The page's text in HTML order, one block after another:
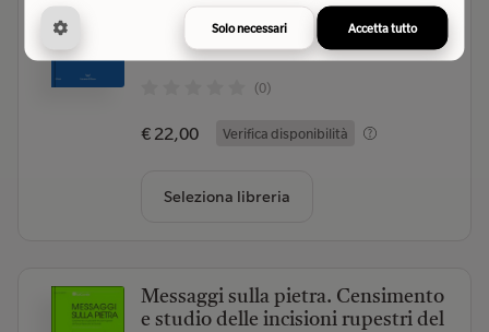
Brusasco Paolo- Autore
La nave di Teseo (2026)- Editore
(0)
€ 22,00 Verifica disponibilità
Seleziona libreria
Messaggi sulla pietra. Censimento
e studio delle incisioni rupestri del
Solo necessari Accetta tutto